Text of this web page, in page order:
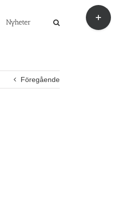
Nyheter
Föregående
Byt
glidfält